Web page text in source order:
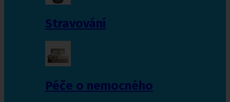
Stravování
Péče o nemocného